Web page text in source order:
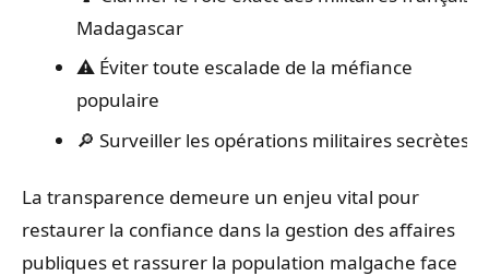
Madagascar
⚠️ Éviter toute escalade de la méfiance
populaire
🔎 Surveiller les opérations militaires secrètes
La transparence demeure un enjeu vital pour
restaurer la confiance dans la gestion des affaires
publiques et rassurer la population malgache face